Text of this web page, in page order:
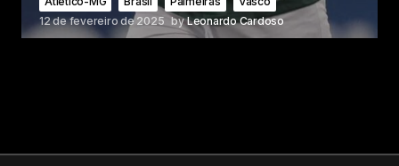
12 de fevereiro de 2025 byLeonardo Cardoso